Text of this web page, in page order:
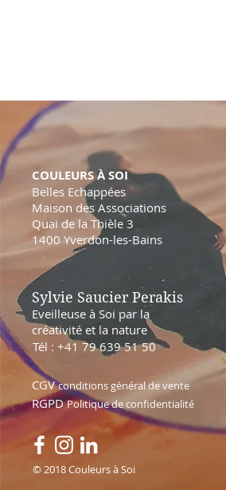
COULEURS À SOI
Belles Echappées
Maison des Associations
Quai de la Thièle 3
1400 Yverdon-les-Bains
Sylvie Saucier Perakis
Eveilleuse à Soi par la
créativité et la nature
Tél : +41 79 639 51 50
CGVconditions général de vente
RGPDPolitique de confidentialité
© 2018 Couleurs à Soi